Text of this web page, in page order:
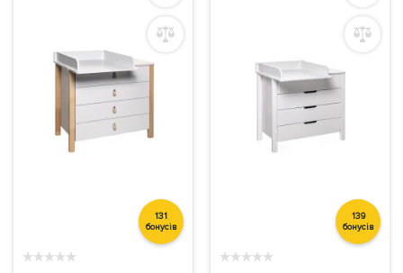
131
бонусів
★★★★★
139
бонусів
★★★★★